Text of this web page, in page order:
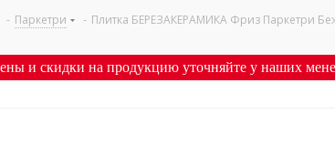
- Паркетри - Плитка БЕРЕЗАКЕРАМИКА Фриз Паркетри
и скидки на продукцию уточняйте у наших